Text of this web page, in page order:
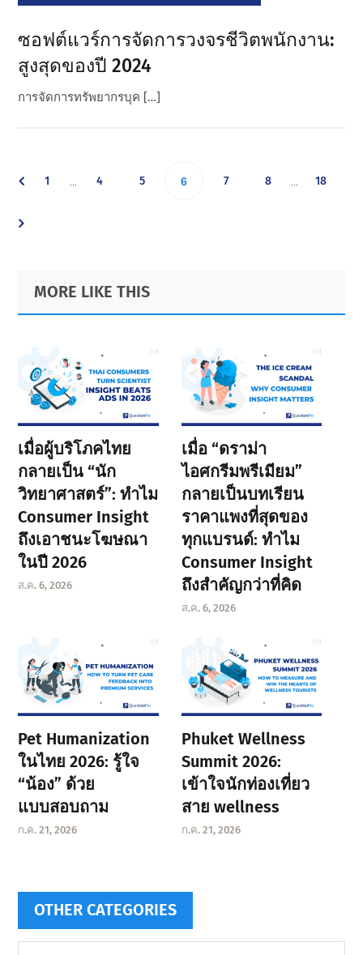
ซอฟต์แวร์การจัดการวงจรชีวิตพนักงาน:
สูงสุดของปี 2024
การจัดการทรัพยากรบุค […]
Go
1
pagesGo
4 Go
5 Go
6 Go
7 Go
8
pagesGo
18
Primary
Sidebar
Footer
MORE LIKE THIS
เมื่อผู้บริโภคไทย
กลายเป็น “นัก
วิทยาศาสตร์”: ทำไม
Consumer Insight
ถึงเอาชนะโฆษณา
ในปี 2026
ส.ค. 6, 2026
เมื่อ “ดราม่า
ไอศกรีมพรีเมียม”
กลายเป็นบทเรียน
ราคาแพงที่สุดของ
ทุกแบรนด์: ทำไม
Consumer Insight
ถึงสำคัญกว่าที่คิด
ส.ค. 6, 2026
Pet Humanization
ในไทย 2026: รู้ใจ
“น้อง” ด้วย
แบบสอบถาม
ก.ค. 21, 2026
Phuket Wellness
Summit 2026:
เข้าใจนักท่องเที่ยว
สาย wellness
ก.ค. 21, 2026
OTHER CATEGORIES